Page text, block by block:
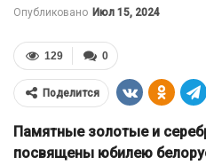
Опубликовано Июл 15, 2024
0
129
Поделится
Памятные золотые и
посвящены юбилею